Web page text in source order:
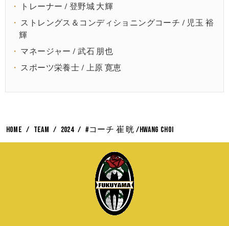
トレーナー / 登野城 大輝
ストレングス＆コンディショニングコーチ / 児玉 裕
輝
マネージャー / 武石 朋也
スポーツ栄養士 / 上原 寛恵
HOME TEAM 2024 #コーチ 崔 晄 /Hwang CHOI